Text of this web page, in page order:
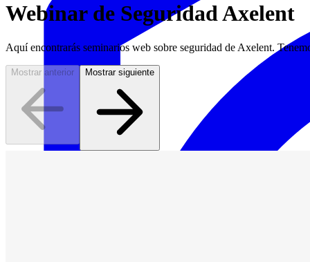
Webinar de Seguridad Axelent
Aquí encontrarás seminarios web sobre seguridad de Axelent.
Mostrar anterior Mostrar siguiente